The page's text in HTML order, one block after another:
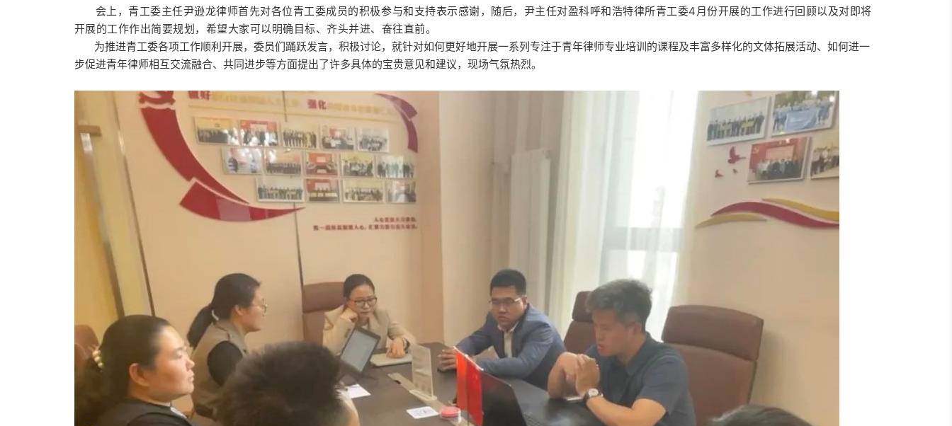
会上， 青工委主任尹逊龙律师首先对各位青工委成员的积极参与和支持表示感谢，随后， 尹主任对盈科呼和浩特律所青工委4月份开展的工作进行回顾以及对即将
开展的工作作出简要规划，希望大家可以明确目标、齐头并进、 奋往直前。
为推进青工委各项工作顺利开展，委员们踊跃发言，积极讨论，就针对如何更好地开展一系列专注于青年律师专业培训的课程及丰富多样化的文体拓展活动、如何进一
步促进青年律师相互交流融合、共同进步等方面提出了许多具体的宝贵意见和建议，现场气氛热烈。